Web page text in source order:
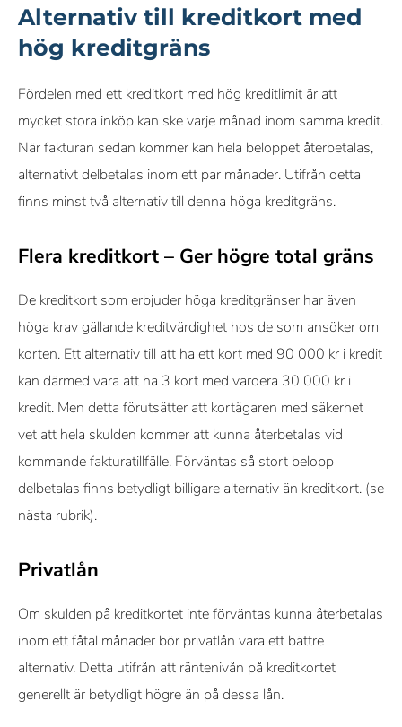
Alternativ till kreditkort med
hög kreditgräns
Fördelen med ett kreditkort med hög kreditlimit är att
mycket stora inköp kan ske varje månad inom samma kredit.
När fakturan sedan kommer kan hela beloppet återbetalas,
alternativt delbetalas inom ett par månader. Utifrån detta
finns minst två alternativ till denna höga kreditgräns.
Flera kreditkort – Ger högre total gräns
De kreditkort som erbjuder höga kreditgränser har även
höga krav gällande kreditvärdighet hos de som ansöker om
korten. Ett alternativ till att ha ett kort med 90 000 kr i kredit
kan därmed vara att ha 3 kort med vardera 30 000 kr i
kredit. Men detta förutsätter att kortägaren med säkerhet
vet att hela skulden kommer att kunna återbetalas vid
kommande fakturatillfälle. Förväntas så stort belopp
delbetalas finns betydligt billigare alternativ än kreditkort. (se
nästa rubrik).
Privatlån
Om skulden på kreditkortet inte förväntas kunna återbetalas
inom ett fåtal månader bör privatlån vara ett bättre
alternativ. Detta utifrån att räntenivån på kreditkortet
generellt är betydligt högre än på dessa lån.